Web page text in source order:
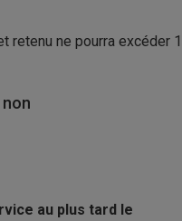
retenu ne pourra excéder